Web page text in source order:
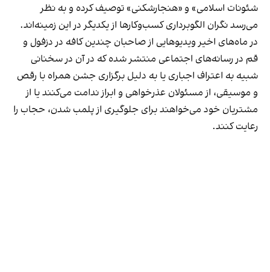
شئونات اسلامی» و «هنجارشکنی» توصیف کرده و به نظر
می‌رسد نگران الگوبرداری کسب‌وکارها از یکدیگر در این زمینه‌اند.
در ماه‌های اخیر ویدیوهایی از صاحبان چندین کافه در دزفول و
قم در رسانه‌های اجتماعی منتشر شده که در آن در سخنانی
شبیه به اعتراف اجباری یا به دلیل برگزاری جشن همراه با رقص
و موسیقی، از مسئولان عذرخواهی و ابراز ندامت می‌کنند یا از
مشتریان خود می‌خواهند برای جلوگیری از پلمب شدن، حجاب را
رعایت کنند.